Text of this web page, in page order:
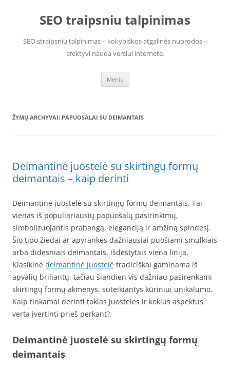
SEO traipsniu talpinimas
SEO straipsnių talpinimas – kokybiškos atgalinės nuorodos –
efektyvi nauda verslui internete.
Meniu
ŽYMŲ ARCHYVAI: PAPUOSALAI SU DEIMANTAIS
Deimantinė juostelė su skirtingų formų
deimantais – kaip derinti
Deimantinė juostelė su skirtingų formų deimantais. Tai
vienas iš populiariausių papuošalų pasirinkimų,
simbolizuojantis prabangą, eleganciją ir amžiną spindesį.
Šio tipo žiedai ar apyrankės dažniausiai puošiami smulkiais
arba didesniais deimantais, išdėstytais viena linija.
Klasikinė deimantinė juostelė tradiciškai gaminama iš
apvalių briliantų, tačiau šiandien vis dažniau pasirenkami
skirtingų formų akmenys, suteikiantys kūriniui unikalumo.
Kaip tinkamai derinti tokias juosteles ir kokius aspektus
verta įvertinti prieš perkant?
Deimantinė juostelė su skirtingų formų
deimantais